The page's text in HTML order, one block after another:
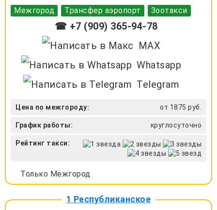
Межгород Трансфер аэропорт Зоотакси
☎ +7 (909) 365-94-78
MAX
Whatsapp
Telegram
Цена по межгороду: от 1875 руб.
График работы: круглосуточно
Рейтинг такси:
Только Межгород
1 Республиканское